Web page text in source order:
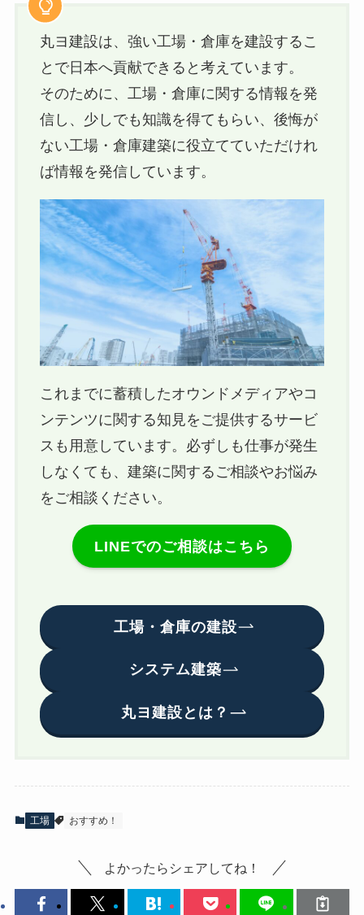
丸ヨ建設は、強い工場・倉庫を建設するこ
とで日本へ貢献できると考えています。
そのために、工場・倉庫に関する情報を発
信し、少しでも知識を得てもらい、後悔が
ない工場・倉庫建築に役立てていただけれ
ば情報を発信しています。
これまでに蓄積したオウンドメディアやコ
ンテンツに関する知見をご提供するサービ
スも用意しています。必ずしも仕事が発生
しなくても、建築に関するご相談やお悩み
をご相談ください。
LINEでのご相談はこちら
工場・倉庫の建設
システム建築
丸ヨ建設とは？
工場 おすすめ！
よかったらシェアしてね！